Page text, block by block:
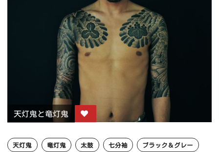
天灯鬼と竜灯鬼
天灯鬼 竜灯鬼 太鼓 七分袖 ブラック＆グレー